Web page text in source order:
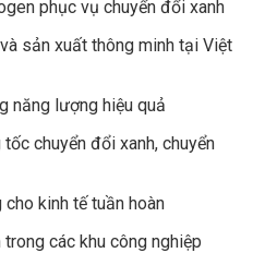
phục vụ chuyển đổi xanh
sản xuất thông minh tại Việt
năng lượng hiệu quả
chuyển đổi xanh, chuyển
kinh tế tuần hoàn
các khu công nghiệp